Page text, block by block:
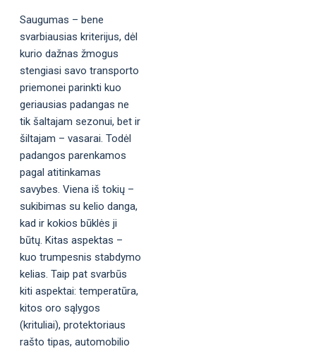
Saugumas – bene
svarbiausias kriterijus, dėl
kurio dažnas žmogus
stengiasi savo transporto
priemonei parinkti kuo
geriausias padangas ne
tik šaltajam sezonui, bet ir
šiltajam – vasarai. Todėl
padangos parenkamos
pagal atitinkamas
savybes. Viena iš tokių –
sukibimas su kelio danga,
kad ir kokios būklės ji
būtų. Kitas aspektas –
kuo trumpesnis stabdymo
kelias. Taip pat svarbūs
kiti aspektai: temperatūra,
kitos oro sąlygos
(krituliai), protektoriaus
rašto tipas, automobilio